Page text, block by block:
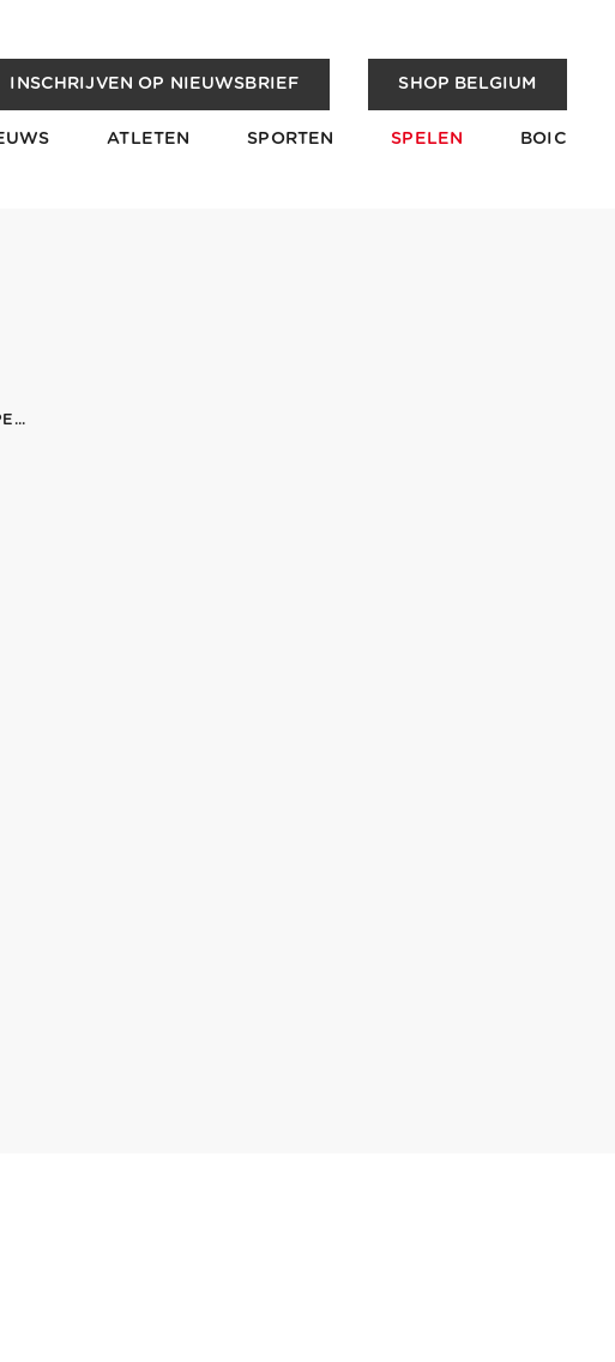
INSCHRIJVEN OP NIEUWSBRIEF SHOP BELGIUM
ATLETEN SPORTEN SPELEN BOIC